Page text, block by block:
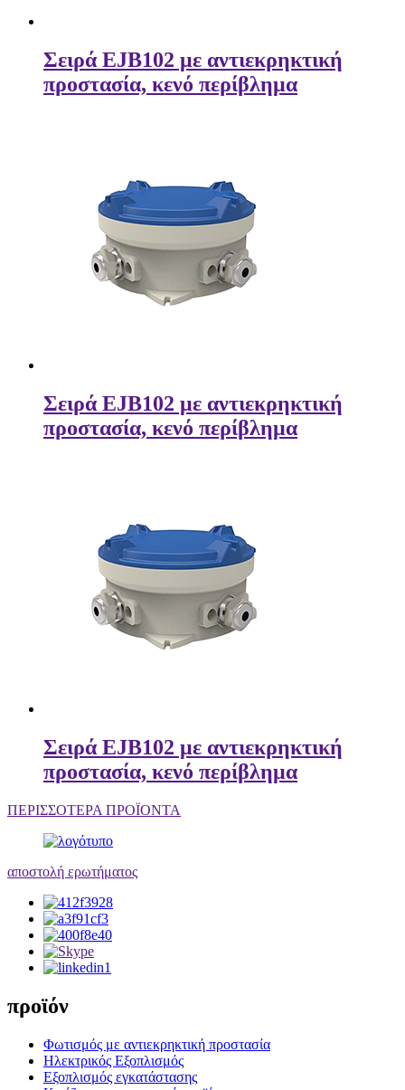
Σειρά EJB102 με αντιεκρηκτική
προστασία, κενό περίβλημα
Σειρά EJB102 με αντιεκρηκτική
προστασία, κενό περίβλημα
Σειρά EJB102 με αντιεκρηκτική
προστασία, κενό περίβλημα
ΠΕΡΙΣΣΟΤΕΡΑ ΠΡΟΪΟΝΤΑ
αποστολή ερωτήματος
προϊόν
Φωτισμός με αντιεκρηκτική προστασία
Ηλεκτρικός Εξοπλισμός
Εξοπλισμός εγκατάστασης